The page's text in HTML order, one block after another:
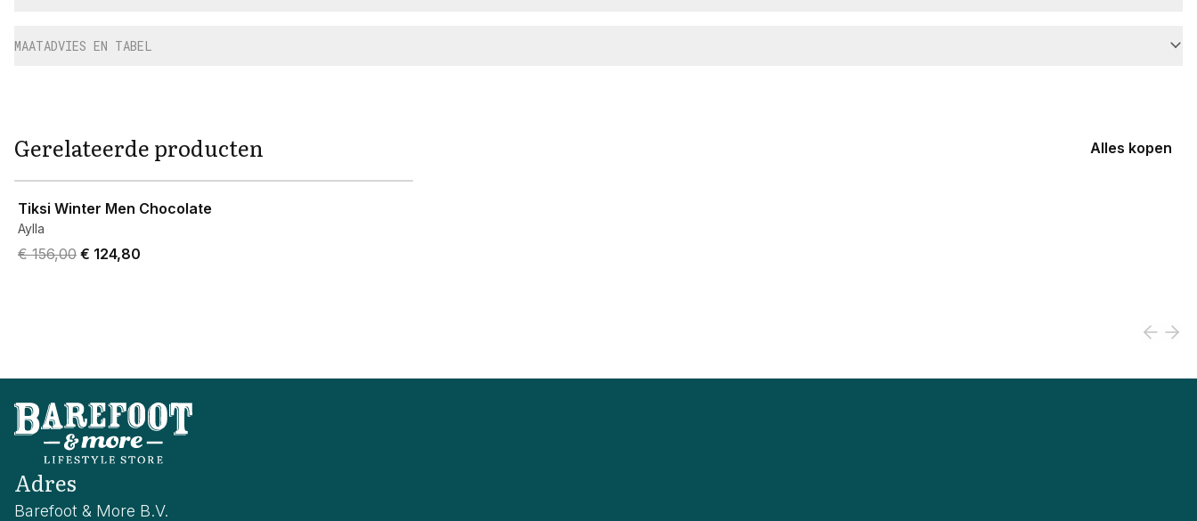
MAATADVIES EN TABEL
Gerelateerde producten Alles kopen
Tiksi Winter Men Chocolate
Aylla
Original price was € 156,00.
€ 156,00 Current price is € 124,80.
€ 124,80
Adres
Barefoot & More B.V.